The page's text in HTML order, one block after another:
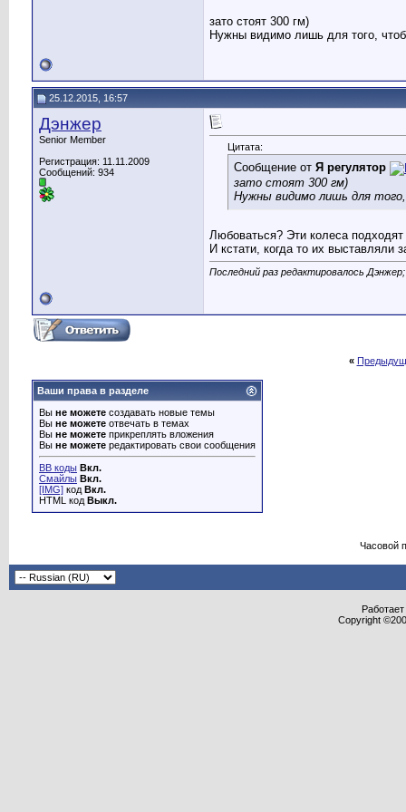
зато стоят 300 гм)
Нужны видимо лишь для того,
25.12.2015, 16:57
Дэнжер
Senior Member
Регистрация: 11.11.2009
Сообщений: 934
Цитата:
Сообщение от Я регулятор
зато стоят 300 гм)
Нужны видимо лишь для
Любоваться? Эти колеса
И кстати, когда то их выставляли
Последний раз редактировалось
«
Ваши права в разделе
Вы не можете создавать новые темы
Вы не можете отвечать в темах
Вы не можете прикреплять вложения
Вы не можете редактировать свои сообщения
BB коды Вкл.
Смайлы Вкл.
[IMG] код Вкл.
HTML код Выкл.
Часовой
Copyright